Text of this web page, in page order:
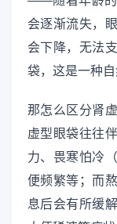
会逐渐流失，
会下降，无法
袋，这是一种自
那怎么区分肾
虚型眼袋往往
力、畏寒怕冷
便频繁等；而
息后会有所缓